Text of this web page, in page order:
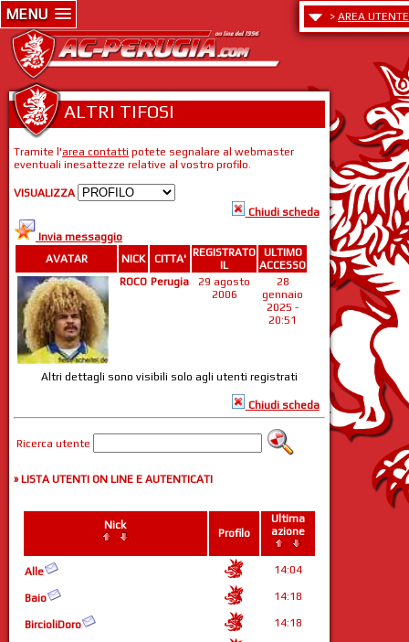
MENU > AREA UTENTE
ALTRI TIFOSI
Tramite l'area contatti potete segnalare al webmaster
eventuali inesattezze relative al vostro profilo.
VISUALIZZA
Chiudi scheda
Invia messaggio
AVATAR
NICK CITTA'
REGISTRATO
IL
ULTIMO
ACCESSO
ROCO Perugia
29 agosto
2006
28
gennaio
2025 -
20:51
Altri dettagli sono visibili solo agli utenti registrati
Chiudi scheda
Ricerca utente
» LISTA UTENTI ON LINE E AUTENTICATI
Nick
Profilo
Ultima
azione
Alle 14:04
Baio 14:18
BircioliDoro 14:18